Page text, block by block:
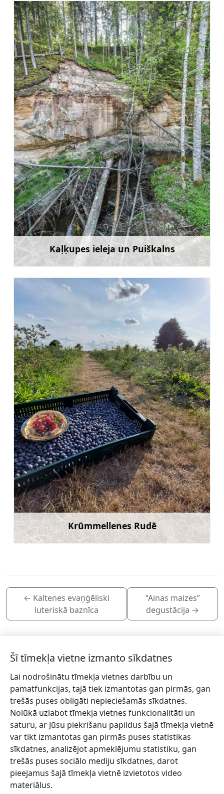
Kaļķupes ieleja un Puiškalns
Uzzināt vairāk
Krūmmellenes Rudē
Uzzināt vairāk
← Kaltenes evaņģēliski
luteriskā baznīca
“Ainas maizes”
degustācija →
Piesakies jaunumiem!
Pieraksties jaunumiem e-pastā un nepalaid garām
jaunākās aktualitātes.
Vēlos saņemt jaunumus uz norādīto e-pasta adresi.
Šī tīmekļa vietne izmanto sīkdatnes
Lai nodrošinātu tīmekļa vietnes darbību un
pamatfunkcijas, tajā tiek izmantotas gan pirmās, gan
trešās puses obligāti nepieciešamās sīkdatnes.
Nolūkā uzlabot tīmekļa vietnes funkcionalitāti un
saturu, ar Jūsu piekrišanu papildus šajā tīmekļa vietnē
var tikt izmantotas gan pirmās puses statistikas
sīkdatnes, analizējot apmeklējumu statistiku, gan
trešās puses sociālo mediju sīkdatnes, darot
pieejamus šajā tīmekļa vietnē izvietotos video
materiālus.